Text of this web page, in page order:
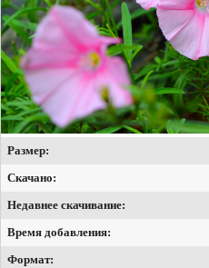
Размер:
Скачано:
Недавнее скачивание:
Время добавления:
Формат: